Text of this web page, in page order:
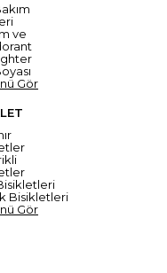
ve
Gör
Bisikletleri
Gör